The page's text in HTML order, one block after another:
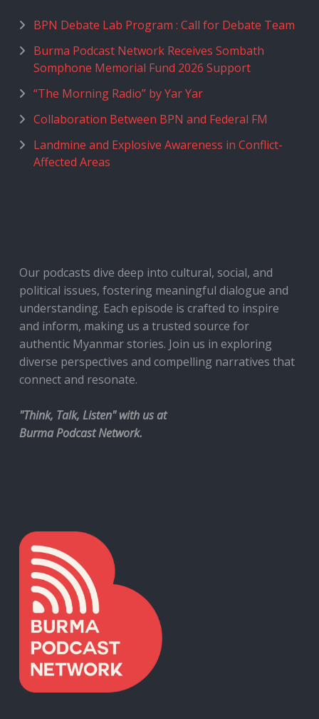
BPN Debate Lab Program : Call for Debate Team
Burma Podcast Network Receives Sombath
Somphone Memorial Fund 2026 Support
“The Morning Radio” by Yar Yar
Collaboration Between BPN and Federal FM
Landmine and Explosive Awareness in Conflict-
Affected Areas
Our podcasts dive deep into cultural, social, and
political issues, fostering meaningful dialogue and
understanding. Each episode is crafted to inspire
and inform, making us a trusted source for
authentic Myanmar stories. Join us in exploring
diverse perspectives and compelling narratives that
connect and resonate.
"Think, Talk, Listen" with us at
Burma Podcast Network.